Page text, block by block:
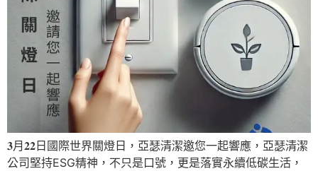
𝟑月𝟐𝟐日國際世界關燈日，亞瑟清潔邀您一起響應，亞瑟清潔
公司堅持ESG精神，不只是口號，更是落實永續低碳生活，